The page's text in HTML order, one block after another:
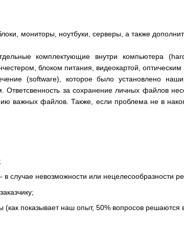
мониторы, ноутбуки, серверы, а также
комплектующие внутри компьютера
блоком питания, видеокартой, оптическим
(software), которое было установлено
за сохранение личных файлов
важных файлов. Также, если проблема не в
случае невозможности или нецелесообразности
(как показывает наш опыт, 50% вопросов